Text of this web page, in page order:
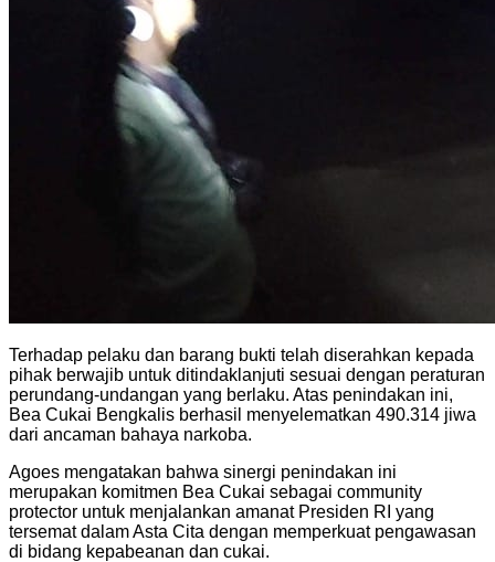
Terhadap pelaku dan barang bukti telah diserahkan kepada
pihak berwajib untuk ditindaklanjuti sesuai dengan peraturan
perundang-undangan yang berlaku. Atas penindakan ini,
Bea Cukai Bengkalis berhasil menyelematkan 490.314 jiwa
dari ancaman bahaya narkoba.
Agoes mengatakan bahwa sinergi penindakan ini
merupakan komitmen Bea Cukai sebagai community
protector untuk menjalankan amanat Presiden RI yang
tersemat dalam Asta Cita dengan memperkuat pengawasan
di bidang kepabeanan dan cukai.